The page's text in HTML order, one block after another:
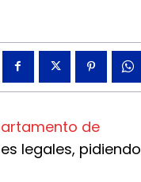
de
legales, pidiendo